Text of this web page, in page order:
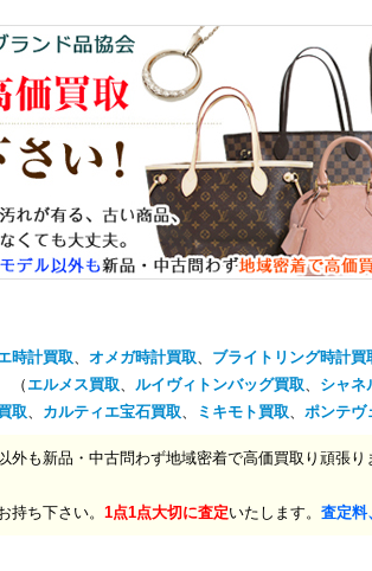
時計買取、 オメガ時計買取、 ブライトリング時計買
エルメス買取、 ルイヴィトンバッグ買取、 シャネ
取、 カルティエ宝石買取、 ミキモト買取、 ポンテヴ
外も新品・中古問わず地域密着で高価買取り頑張り
持ち下さい。 1点1点大切に査定いたします。 査定料